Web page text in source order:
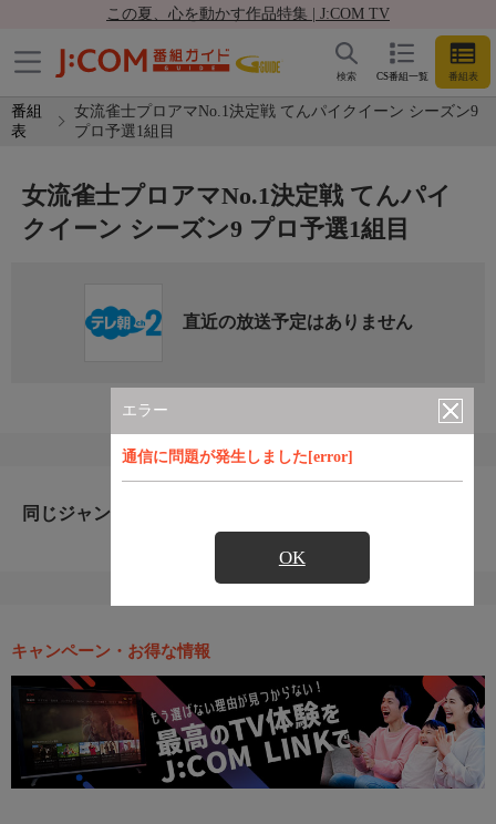
この夏、心を動かす作品特集 | J:COM TV
CS番組一覧 番組表
検索
番組
表
女流雀士プロアマNo.1決定戦 てんパイクイーン シーズン9
プロ予選1組目
エラー
通信に問題が発生しました[error]
OK
女流雀士プロアマNo.1決定戦 てんパイ
クイーン シーズン9 プロ予選1組目
直近の放送予定はありません
同じジャンルのおすすめ番組
キャンペーン・お得な情報